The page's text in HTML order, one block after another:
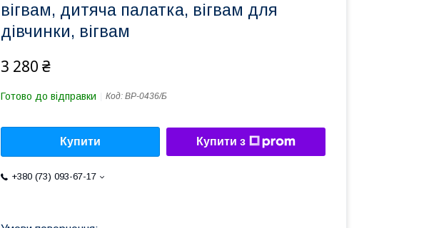
вігвам, дитяча палатка, вігвам для
дівчинки, вігвам
3 280 ₴
Готово до відправки Код: ВР-0436/Б
Купити Купити з
+380 (73) 093-67-17